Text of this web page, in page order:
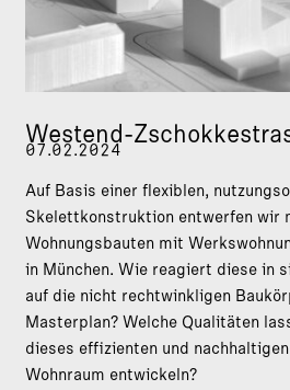
Westend-
07.02.2024
Auf Basis einer flexiblen,
Skelettkonstruktion entwerfen wir
Wohnungsbauten mit
in München. Wie reagiert diese in
auf die nicht rechtwinkligen
Masterplan? Welche Qualitäten
dieses effizienten und
Wohnraum entwickeln?